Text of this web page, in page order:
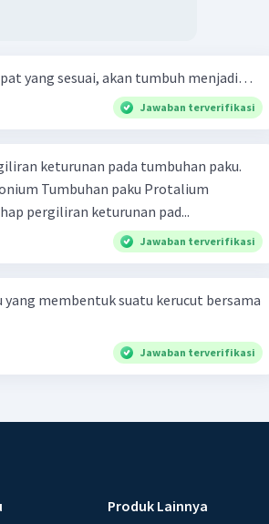
yang sesuai, akan tumbuh menjadi…
Jawaban terverifikasi
keturunan pada tumbuhan paku.
Tahap-tahap pergiliran keturunan pad...
Jawaban terverifikasi
membentuk suatu kerucut bersama
Jawaban terverifikasi
Produk Lainnya